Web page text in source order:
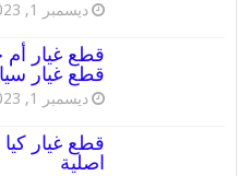
ديسمبر 1, 2023
قطع غيار
ديسمبر 1, 2023
اصلية